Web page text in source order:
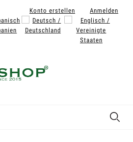
Konto erstellen Anmelden